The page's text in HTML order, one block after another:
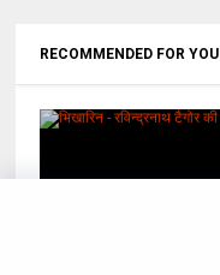
RECOMMENDED FOR YOU